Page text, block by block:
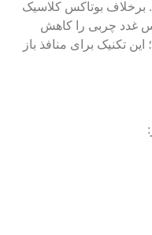
برخلاف بوتاکس کلاسیک
غدد چربی را کاهش
تکنیک برای منافذ باز